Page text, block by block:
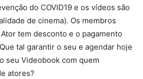
do COVID19 e os vídeos são
de cinema). Os membros
tem desconto e o pagamento
tal garantir o seu e agendar hoje
seu Videobook com quem
atores?